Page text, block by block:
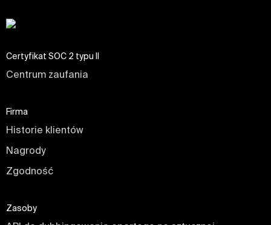
Certyfikat SOC 2 typu II
Centrum zaufania
Firma
Historie klientów
Nagrody
Zgodność
Zasoby